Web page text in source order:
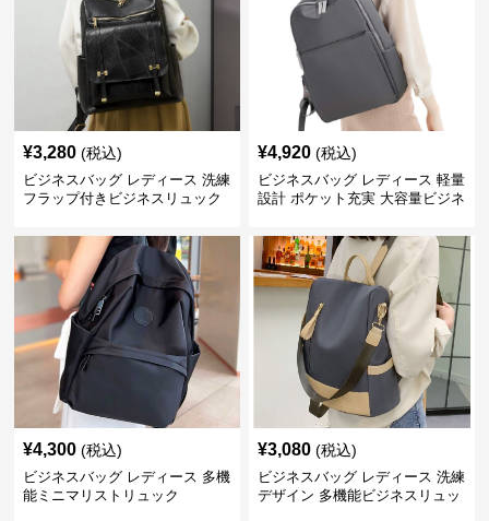
¥3,280 (税込)
ビジネスバッグ レディース 洗練
フラップ付きビジネスリュック
¥4,920 (税込)
ビジネスバッグ レディース 軽量
設計 ポケット充実 大容量ビジネ
¥4,300 (税込)
ビジネスバッグ レディース 多機
能ミニマリストリュック
¥3,080 (税込)
ビジネスバッグ レディース 洗練
デザイン 多機能ビジネスリュッ